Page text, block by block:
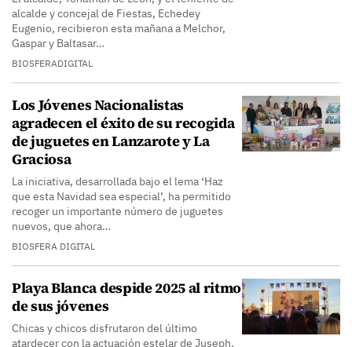
alcalde y concejal de Fiestas, Echedey
Eugenio, recibieron esta mañana a Melchor,
Gaspar y Baltasar…
BIOSFERADIGITAL
Los Jóvenes Nacionalistas
agradecen el éxito de su recogida
de juguetes en Lanzarote y La
Graciosa
La iniciativa, desarrollada bajo el lema ‘Haz
que esta Navidad sea especial’, ha permitido
recoger un importante número de juguetes
nuevos, que ahora…
BIOSFERA DIGITAL
Playa Blanca despide 2025 al ritmo
de sus jóvenes
Chicas y chicos disfrutaron del último
atardecer con la actuación estelar de Juseph.